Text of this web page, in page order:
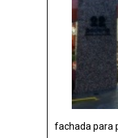
fachada para